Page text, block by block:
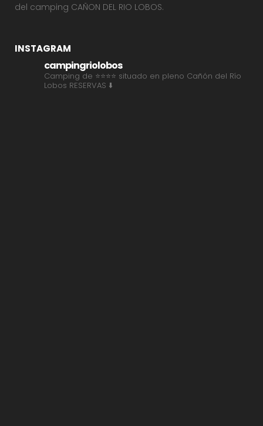
del camping CAÑON DEL RIO LOBOS.
INSTAGRAM
campingriolobos
Camping de ⭐⭐⭐⭐ situado en pleno Cañón del Río
Lobos RESERVAS ⬇️